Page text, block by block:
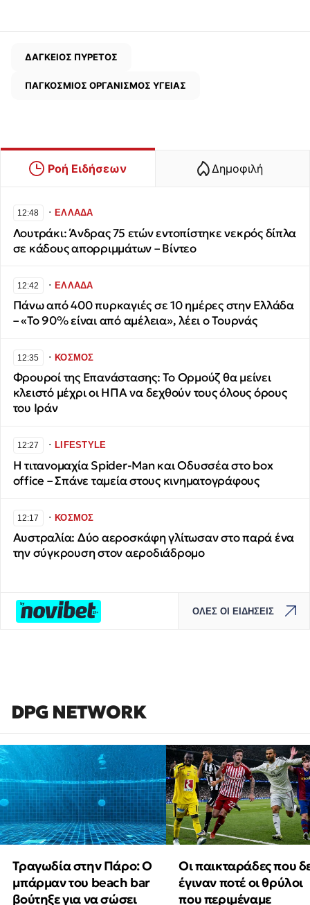
ΔΑΓΚΕΙΟΣ ΠΥΡΕΤΟΣ
ΠΑΓΚΟΣΜΙΟΣ ΟΡΓΑΝΙΣΜΟΣ ΥΓΕΙΑΣ
Ροή Ειδήσεων Δημοφιλή
12:48 ∙ΕΛΛΑΔΑ
Λουτράκι: Άνδρας 75 ετών εντοπίστηκε νεκρός δίπλα
σε κάδους απορριμμάτων – Βίντεο
12:42 ∙ΕΛΛΑΔΑ
Πάνω από 400 πυρκαγιές σε 10 ημέρες στην Ελλάδα
– «Το 90% είναι από αμέλεια», λέει ο Τουρνάς
12:35 ∙ΚΟΣΜΟΣ
Φρουροί της Επανάστασης: Το Ορμούζ θα μείνει
κλειστό μέχρι οι ΗΠΑ να δεχθούν τους όλους όρους
του Ιράν
12:27 ∙LIFESTYLE
Η τιτανομαχία Spider-Man και Οδυσσέα στο box
office – Σπάνε ταμεία στους κινηματογράφους
12:17 ∙ΚΟΣΜΟΣ
Αυστραλία: Δύο αεροσκάφη γλίτωσαν στο παρά ένα
την σύγκρουση στον αεροδιάδρομο
ΟΛΕΣ ΟΙ ΕΙΔΗΣΕΙΣ
DPG NETWORK
Τραγωδία στην Πάρο: Ο
μπάρμαν του beach bar
βούτηξε για να σώσει
Οι παικταράδες που
έγιναν ποτέ οι θρύλοι
που περιμέναμε